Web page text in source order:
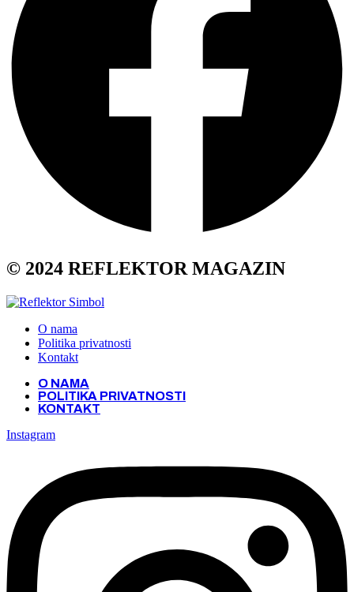
© 2024 REFLEKTOR MAGAZIN
O nama
Politika privatnosti
Kontakt
O NAMA
POLITIKA PRIVATNOSTI
KONTAKT
Instagram